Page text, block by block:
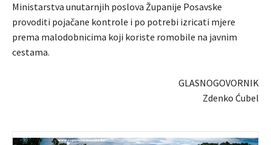
Ministarstva unutarnjih poslova Županije Posavske
provoditi pojačane kontrole i po potrebi izricati mjere
prema malodobnicima koji koriste romobile na javnim
cestama.
GLASNOGOVORNIK
Zdenko Ćubel